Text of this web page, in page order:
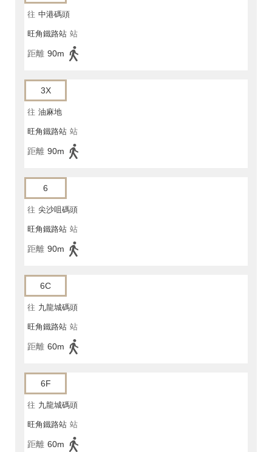
往 中港碼頭
旺角鐵路站 站
距離 90m
3X
往 油麻地
旺角鐵路站 站
距離 90m
6
往 尖沙咀碼頭
旺角鐵路站 站
距離 90m
6C
往 九龍城碼頭
旺角鐵路站 站
距離 60m
6F
往 九龍城碼頭
旺角鐵路站 站
距離 60m